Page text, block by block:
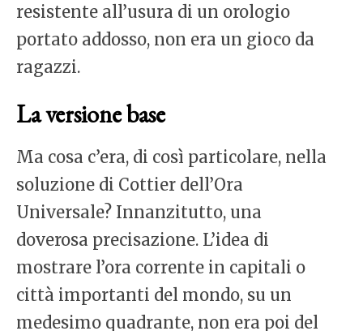
resistente all’usura di un orologio
portato addosso, non era un gioco da
ragazzi.
La versione base
Ma cosa c’era, di così particolare, nella
soluzione di Cottier dell’Ora
Universale? Innanzitutto, una
doverosa precisazione. L’idea di
mostrare l’ora corrente in capitali o
città importanti del mondo, su un
medesimo quadrante, non era poi del